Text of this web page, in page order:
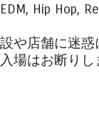
Hip Hop,
や店舗に迷
場はお断りし